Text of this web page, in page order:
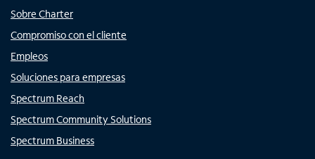
Sobre Charter
Compromiso con el cliente
Empleos
Soluciones para empresas
Spectrum Reach
Spectrum Community Solutions
Spectrum Business